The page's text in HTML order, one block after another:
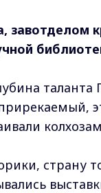
завотделом
страну